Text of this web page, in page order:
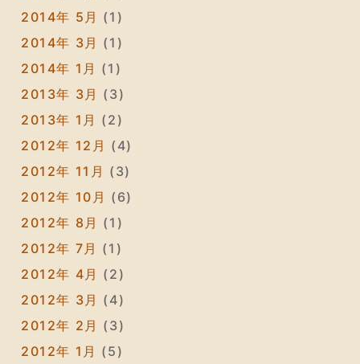
2014年 5月 (1)
2014年 3月 (1)
2014年 1月 (1)
2013年 3月 (3)
2013年 1月 (2)
2012年 12月 (4)
2012年 11月 (3)
2012年 10月 (6)
2012年 8月 (1)
2012年 7月 (1)
2012年 4月 (2)
2012年 3月 (4)
2012年 2月 (3)
2012年 1月 (5)